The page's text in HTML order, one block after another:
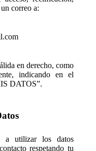
correo a:
en derecho, como
indicando en el
DATOS”.
a utilizar los datos
respetando tu